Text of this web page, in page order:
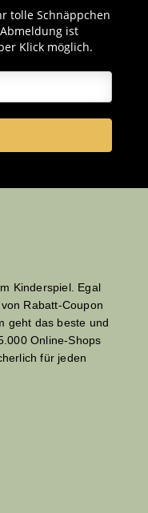
tolle Schnäppchen
ist
Klick möglich.
Kinderspiel. Egal
Rabatt-Coupon
geht das beste und
Online-Shops
für jeden